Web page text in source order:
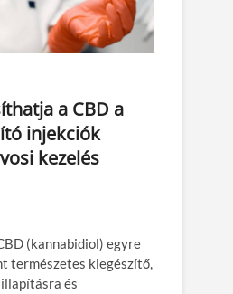
a CBD a
injekciók
kezelés
(kannabidiol) egyre
természetes kiegészítő,
és